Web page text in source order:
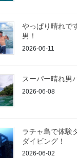
やっぱり晴れで
男！
2026-06-11
スーパー晴れ男
2026-06-08
ラチャ島で体験
ダイビング！
2026-06-02